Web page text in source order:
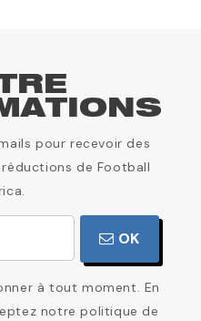
pour recevoir des
de Football
OK
à tout moment. En
notre politique de